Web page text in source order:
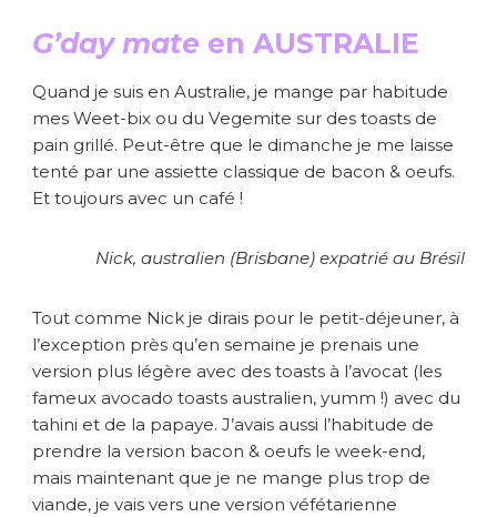
G’day mate en AUSTRALIE
Quand je suis en Australie, je mange par habitude
mes Weet-bix ou du Vegemite sur des toasts de
pain grillé. Peut-être que le dimanche je me laisse
tenté par une assiette classique de bacon & oeufs.
Et toujours avec un café !
Nick, australien (Brisbane) expatrié au Brésil
Tout comme Nick je dirais pour le petit-déjeuner, à
l’exception près qu’en semaine je prenais une
version plus légère avec des toasts à l’avocat (les
fameux avocado toasts australien, yumm !) avec du
tahini et de la papaye. J’avais aussi l’habitude de
prendre la version bacon & oeufs le week-end,
mais maintenant que je ne mange plus trop de
viande, je vais vers une version véfétarienne